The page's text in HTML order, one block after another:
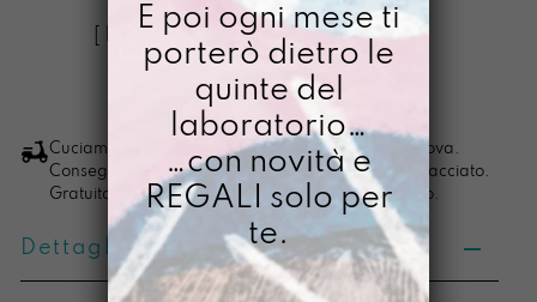
[ Buste Organizer: 34,5 x 24 x 1,5 cm ]
Portacompiti
Essenziale
quantità
LO VOGLIO
Cuciamo ogni ordine nel nostro laboratorio di Padova.
Consegna in 4/5 giorni lavorativi, pacco sempre tracciato.
Gratuita per ordini di importo superiore ai 100 euro.
Dettagli prodotto
E poi ogni mese ti
porterò dietro le
quinte del
laboratorio…
…con novità e
REGALI solo per
te.